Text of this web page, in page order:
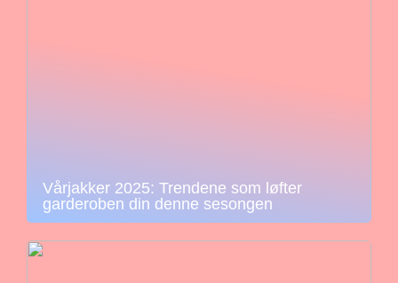
Vårjakker 2025: Trendene som løfter
garderoben din denne sesongen